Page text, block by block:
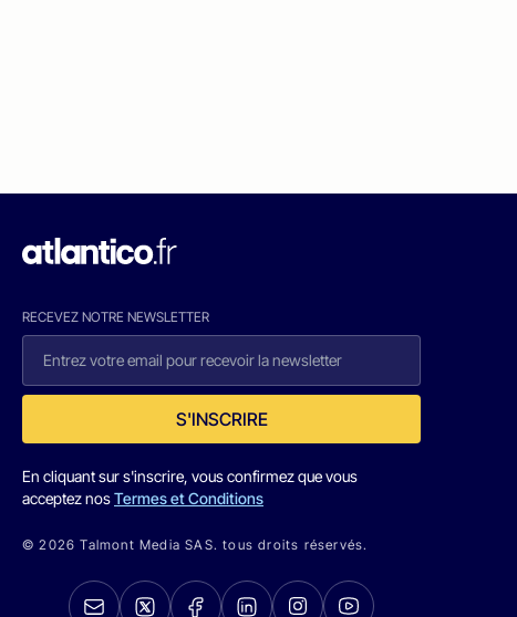
RECEVEZ NOTRE NEWSLETTER
S'INSCRIRE
En cliquant sur s'inscrire, vous confirmez que vous
acceptez nosTermes et Conditions
© 2026 Talmont Media SAS. tous droits réservés.